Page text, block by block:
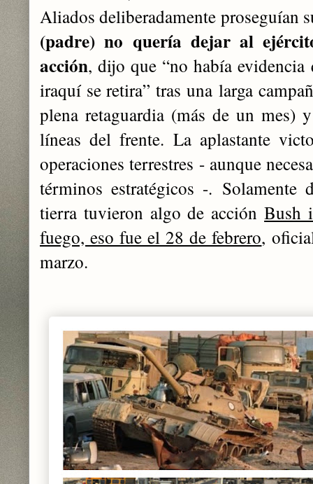
Aliados deliberadamente proseguían
(padre) no quería dejar al
acción, dijo que “no había
iraquí se retira” tras unalarga
plena retaguardia (más de un mes)
líneas del frente. La aplastante
operaciones terrestres - aunque
términos estratégicos -. Solamente
tierra tuvieron algo de acciónBush
fuego, eso fue el 28 de febrero,
marzo.